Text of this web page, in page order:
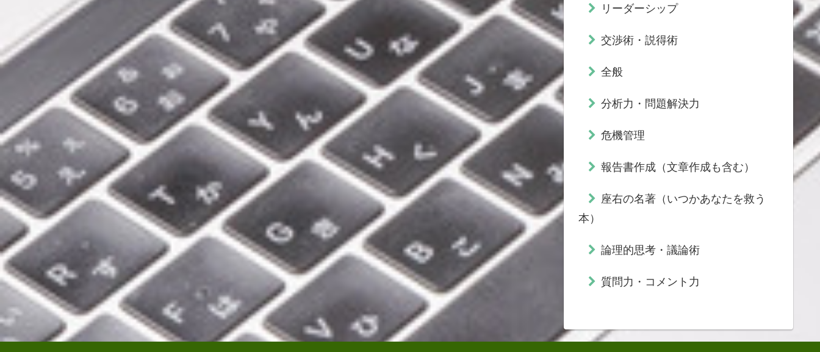
リーダーシップ
交渉術・説得術
全般
分析力・問題解決力
危機管理
報告書作成（文章作成も含む）
座右の名著（いつかあなたを救う
本）
論理的思考・議論術
質問力・コメント力